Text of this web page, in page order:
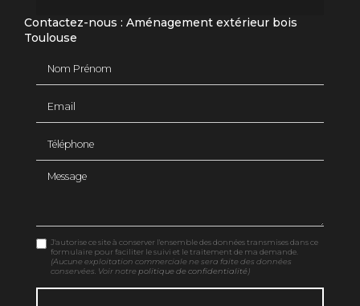
Contactez-nous : Aménagement extérieur bois
Toulouse
Message
J'autorise ce site à conserver l'ensemble des données transmises dans ce
formulaire pour faciliter le suivi et le traitement de ma demande.
(Aucune exploitation commerciale ne sera faite des données
conservées. Voir notre politique de confidentialité)